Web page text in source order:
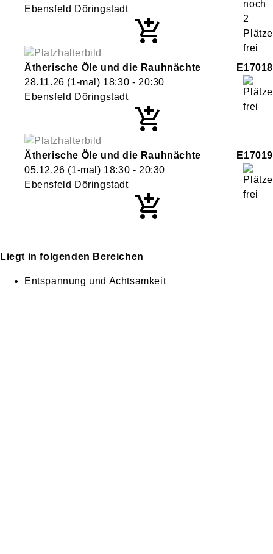
Ebensfeld Döringstadt
Ätherische Öle und die Rauhnächte
E17018
28.11.26 (1-mal) 18:30 - 20:30
Ebensfeld Döringstadt
Ätherische Öle und die Rauhnächte
E17019
05.12.26 (1-mal) 18:30 - 20:30
Ebensfeld Döringstadt
Liegt in folgenden Bereichen
Entspannung und Achtsamkeit